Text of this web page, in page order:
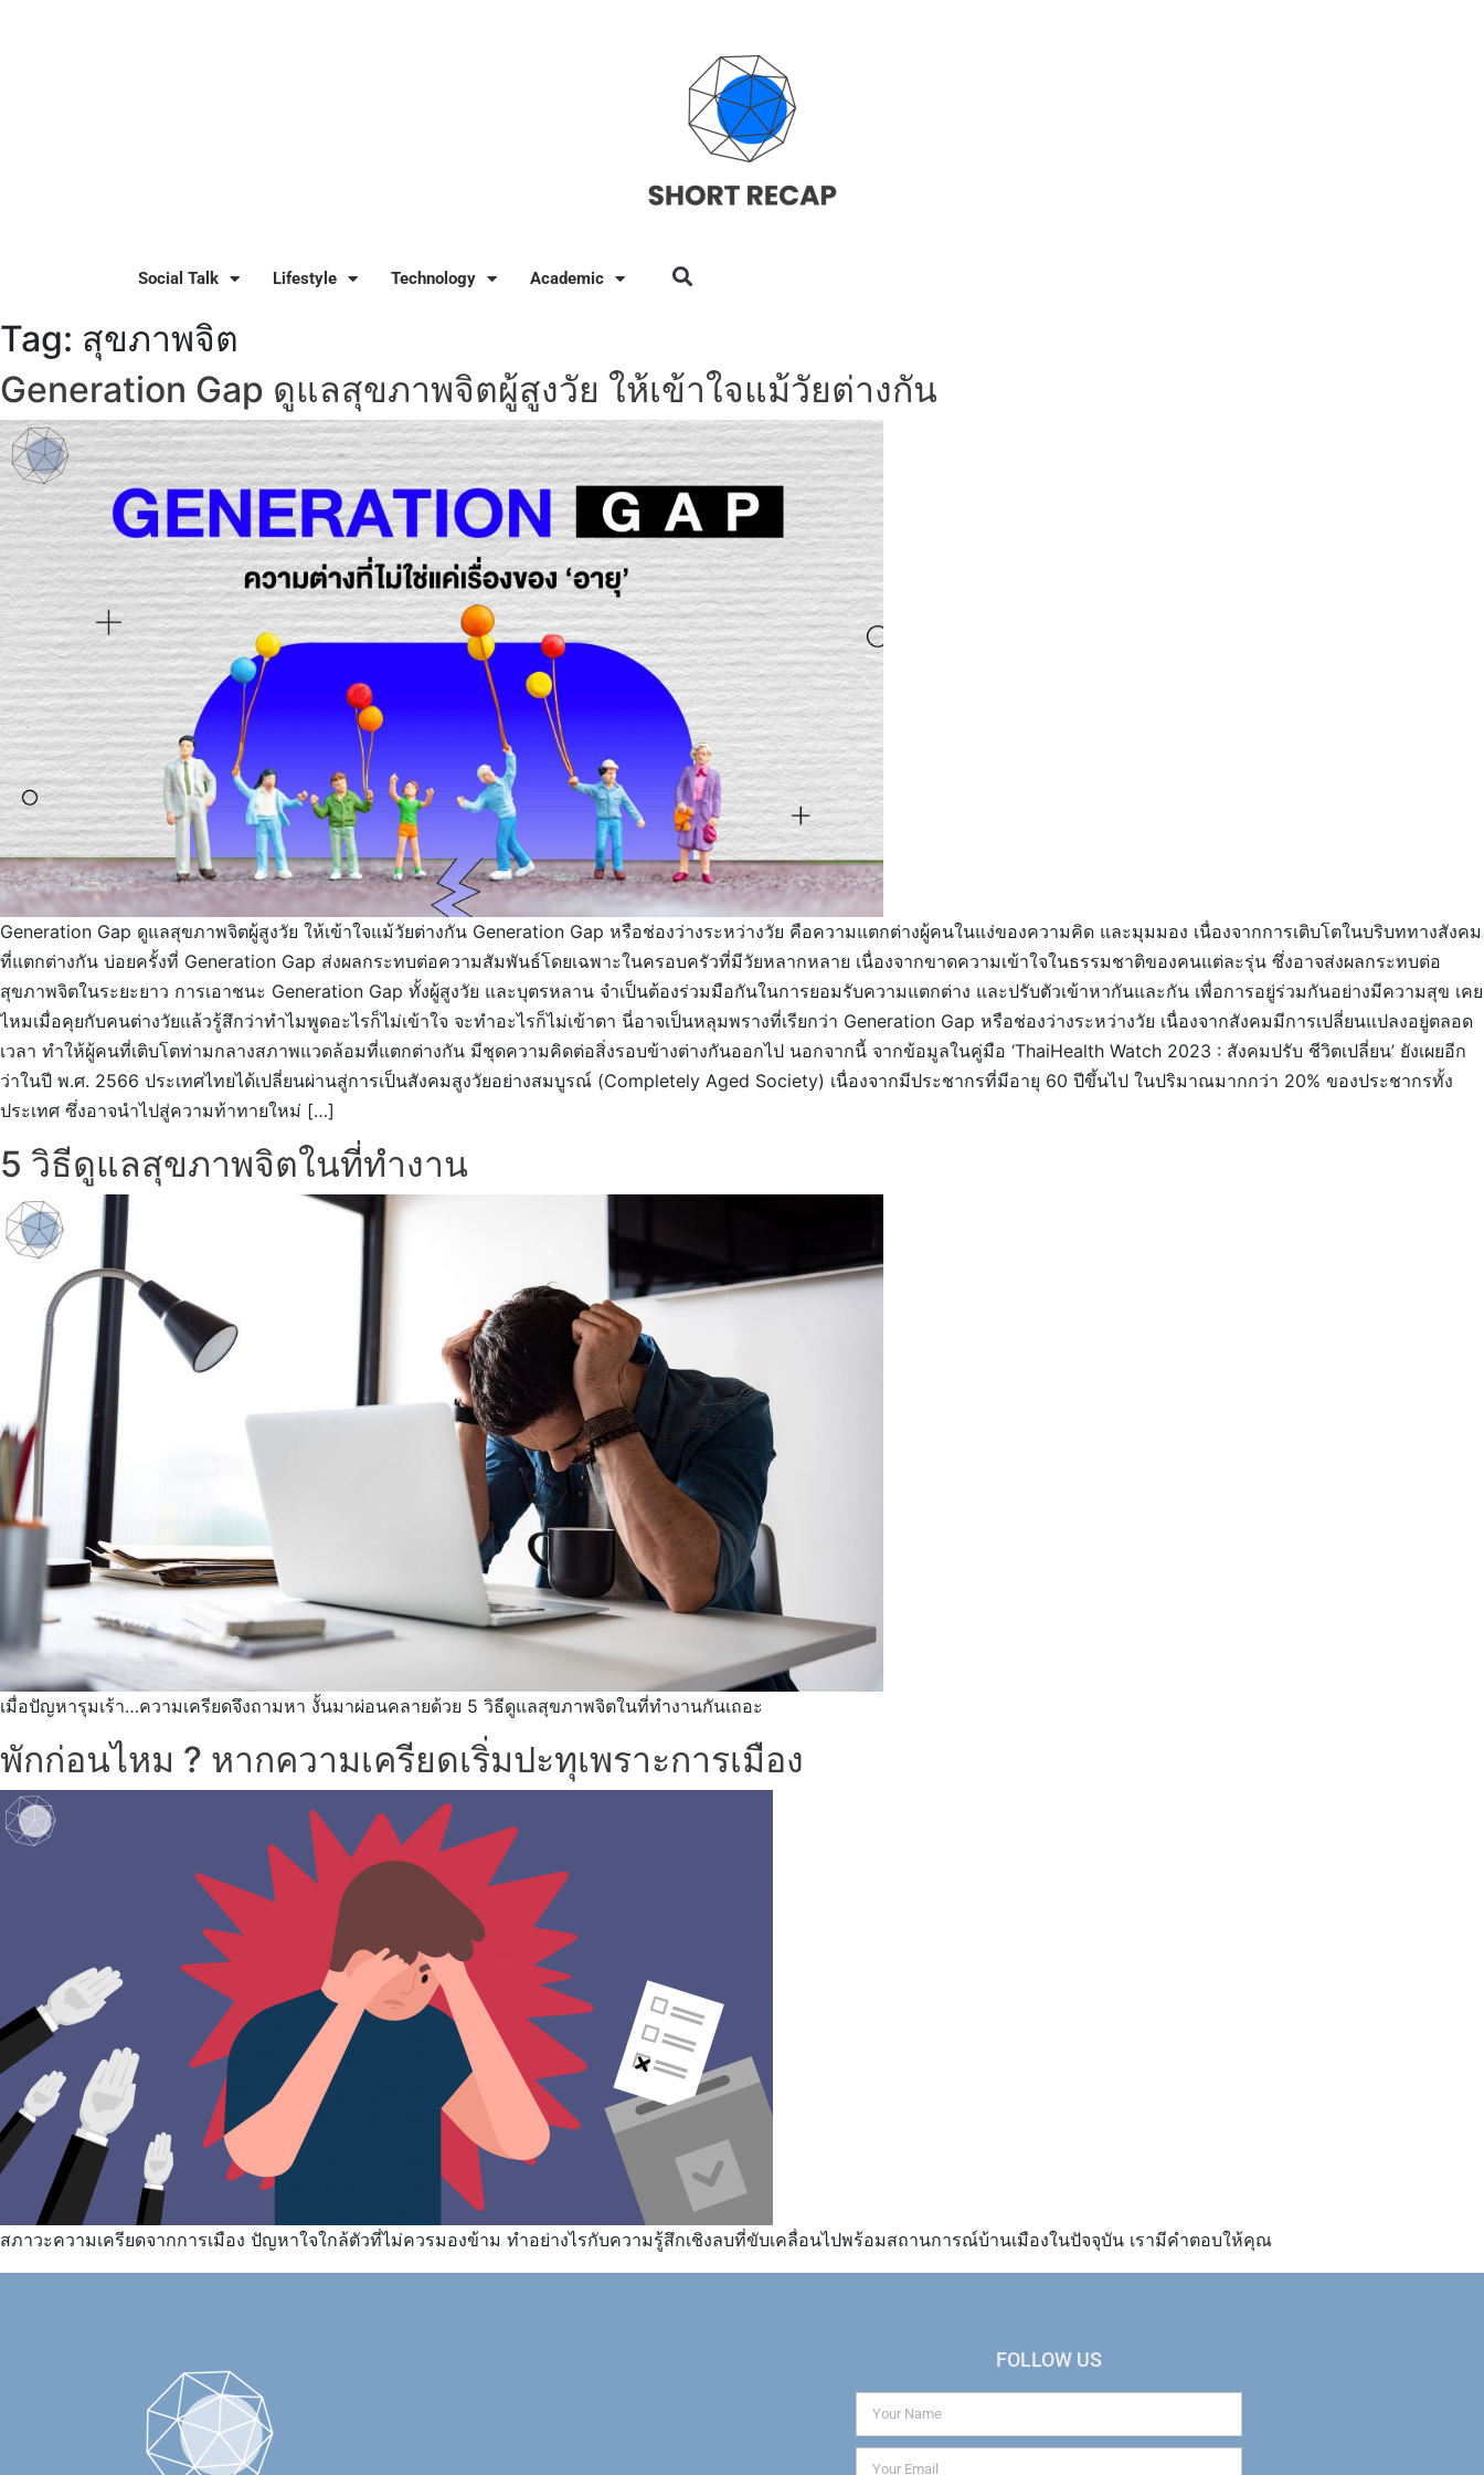
Social Talk Lifestyle Technology Academic
Tag: สุขภาพจิต
Generation Gap ดูแลสุขภาพจิตผู้สูงวัย ให้เข้าใจแม้วัยต่างกัน
Generation Gap ดูแลสุขภาพจิตผู้สูงวัย ให้เข้าใจแม้วัยต่างกัน Generation Gap หรือช่องว่างระหว่างวัย คือความแตกต่างผู้คนในแง่ของความคิด และมุมมอง เนื่องจากการเติบโตในบริบททางสังคม
ที่แตกต่างกัน บ่อยครั้งที่ Generation Gap ส่งผลกระทบต่อความสัมพันธ์โดยเฉพาะในครอบครัวที่มีวัยหลากหลาย เนื่องจากขาดความเข้าใจในธรรมชาติของคนแต่ละรุ่น ซึ่งอาจส่งผลกระทบต่อ
สุขภาพจิตในระยะยาว การเอาชนะ Generation Gap ทั้งผู้สูงวัย และบุตรหลาน จำเป็นต้องร่วมมือกันในการยอมรับความแตกต่าง และปรับตัวเข้าหากันและกัน เพื่อการอยู่ร่วมกันอย่างมีความสุข เคย
ไหมเมื่อคุยกับคนต่างวัยแล้วรู้สึกว่าทำไมพูดอะไรก็ไม่เข้าใจ จะทำอะไรก็ไม่เข้าตา นี่อาจเป็นหลุมพรางที่เรียกว่า Generation Gap หรือช่องว่างระหว่างวัย เนื่องจากสังคมมีการเปลี่ยนแปลงอยู่ตลอด
เวลา ทำให้ผู้คนที่เติบโตท่ามกลางสภาพแวดล้อมที่แตกต่างกัน มีชุดความคิดต่อสิ่งรอบข้างต่างกันออกไป นอกจากนี้ จากข้อมูลในคู่มือ ‘ThaiHealth Watch 2023 : สังคมปรับ ชีวิตเปลี่ยน’ ยังเผยอีก
ว่าในปี พ.ศ. 2566 ประเทศไทยได้เปลี่ยนผ่านสู่การเป็นสังคมสูงวัยอย่างสมบูรณ์ (Completely Aged Society) เนื่องจากมีประชากรที่มีอายุ 60 ปีขึ้นไป ในปริมาณมากกว่า 20% ของประชากรทั้ง
ประเทศ ซึ่งอาจนำไปสู่ความท้าทายใหม่ […]
5 วิธีดูแลสุขภาพจิตในที่ทำงาน
เมื่อปัญหารุมเร้า…ความเครียดจึงถามหา งั้นมาผ่อนคลายด้วย 5 วิธีดูแลสุขภาพจิตในที่ทำงานกันเถอะ
พักก่อนไหม ? หากความเครียดเริ่มปะทุเพราะการเมือง
สภาวะความเครียดจากการเมือง ปัญหาใจใกล้ตัวที่ไม่ควรมองข้าม ทำอย่างไรกับความรู้สึกเชิงลบที่ขับเคลื่อนไปพร้อมสถานการณ์บ้านเมืองในปัจจุบัน เรามีคำตอบให้คุณ
FOLLOW US